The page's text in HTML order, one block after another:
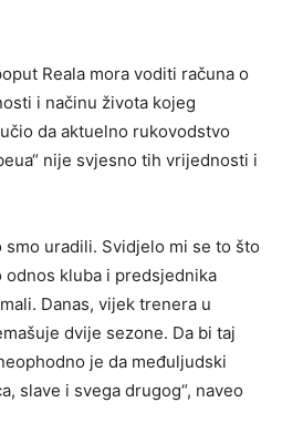
Reala mora voditi računa o
i načinu života kojeg
da aktuelno rukovodstvo
nije svjesno tih vrijednosti i
smo uradili. Svidjelo mi se to što
odnos kluba i predsjednika
Danas, vijek trenera u
dvije sezone. Da bi taj
je da međuljudski
slave i svega drugog“, naveo